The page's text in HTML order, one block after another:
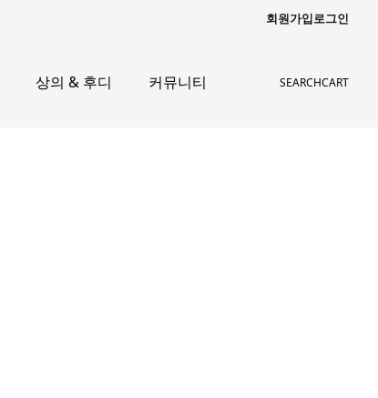
회원가입로그인
상의 & 후디 커뮤니티 SEARCHCART